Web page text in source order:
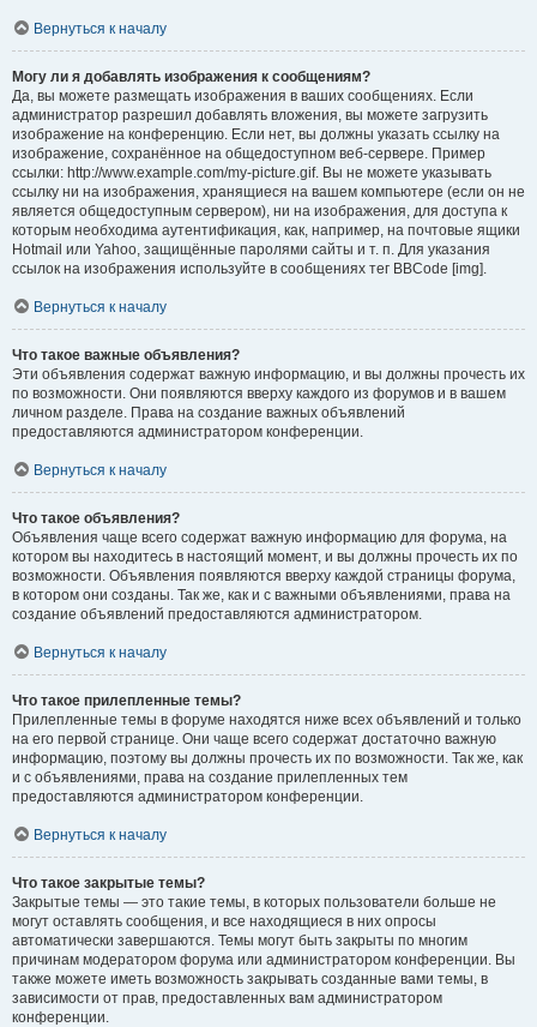
Вернуться к началу
Могу ли я добавлять изображения к сообщениям?
Да, вы можете размещать изображения в ваших сообщениях. Если
администратор разрешил добавлять вложения, вы можете загрузить
изображение на конференцию. Если нет, вы должны указать ссылку на
изображение, сохранённое на общедоступном веб-сервере. Пример
ссылки: http://www.example.com/my-picture.gif. Вы не можете указывать
ссылку ни на изображения, хранящиеся на вашем компьютере (если он не
является общедоступным сервером), ни на изображения, для доступа к
которым необходима аутентификация, как, например, на почтовые ящики
Hotmail или Yahoo, защищённые паролями сайты и т. п. Для указания
ссылок на изображения используйте в сообщениях тег BBCode [img].
Вернуться к началу
Что такое важные объявления?
Эти объявления содержат важную информацию, и вы должны прочесть их
по возможности. Они появляются вверху каждого из форумов и в вашем
личном разделе. Права на создание важных объявлений
предоставляются администратором конференции.
Вернуться к началу
Что такое объявления?
Объявления чаще всего содержат важную информацию для форума, на
котором вы находитесь в настоящий момент, и вы должны прочесть их по
возможности. Объявления появляются вверху каждой страницы форума,
в котором они созданы. Так же, как и с важными объявлениями, права на
создание объявлений предоставляются администратором.
Вернуться к началу
Что такое прилепленные темы?
Прилепленные темы в форуме находятся ниже всех объявлений и только
на его первой странице. Они чаще всего содержат достаточно важную
информацию, поэтому вы должны прочесть их по возможности. Так же, как
и с объявлениями, права на создание прилепленных тем
предоставляются администратором конференции.
Вернуться к началу
Что такое закрытые темы?
Закрытые темы — это такие темы, в которых пользователи больше не
могут оставлять сообщения, и все находящиеся в них опросы
автоматически завершаются. Темы могут быть закрыты по многим
причинам модератором форума или администратором конференции. Вы
также можете иметь возможность закрывать созданные вами темы, в
зависимости от прав, предоставленных вам администратором
конференции.